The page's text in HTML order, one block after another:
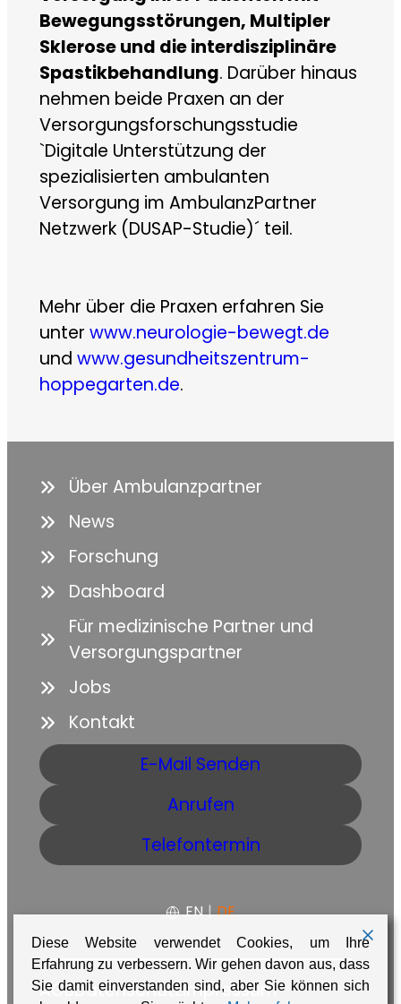
Bewegungsstörungen, Multipler
Sklerose und die interdisziplinäre
Spastikbehandlung. Darüber hinaus
nehmen beide Praxen an der
Versorgungsforschungsstudie
`Digitale Unterstützung der
spezialisierten ambulanten
Versorgung im AmbulanzPartner
Netzwerk (DUSAP-Studie)´ teil.
Mehr über die Praxen erfahren Sie
unter www.neurologie-bewegt.de
und www.gesundheitszentrum-
hoppegarten.de.
Über Ambulanzpartner
News
Forschung
Dashboard
Für medizinische Partner und
Versorgungspartner
Jobs
Kontakt
E-Mail Senden
Anrufen
Telefontermin
EN | DE
AGBDatenschutzImpressum
Diese Website verwendet Cookies, um Ihre
Erfahrung zu verbessern. Wir gehen davon aus, dass
Sie damit einverstanden sind, aber Sie können sich